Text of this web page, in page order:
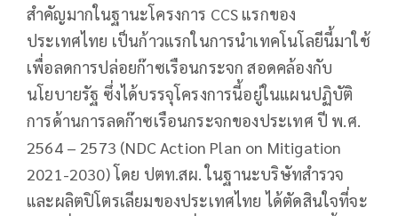
สำคัญมากในฐานะโครงการ CCS แรกของ
ประเทศไทย เป็นก้าวแรกในการนำเทคโนโลยีนี้มาใช้
เพื่อลดการปล่อยก๊าซเรือนกระจก สอดคล้องกับ
นโยบายรัฐ ซึ่งได้บรรจุโครงการนี้อยู่ในแผนปฏิบัติ
การด้านการลดก๊าซเรือนกระจกของประเทศ ปี พ.ศ.
2564 – 2573 (NDC Action Plan on Mitigation
2021-2030) โดย ปตท.สผ. ในฐานะบริษัทสำรวจ
และผลิตปิโตรเลียมของประเทศไทย ได้ตัดสินใจที่จะ